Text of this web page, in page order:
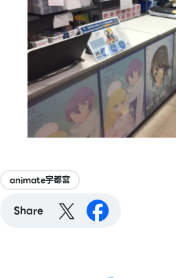
animate宇都宮
Share